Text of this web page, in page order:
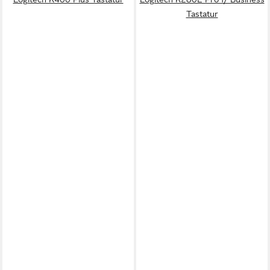
Tastatur